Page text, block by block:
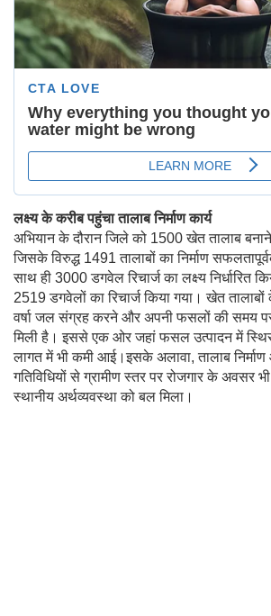
लक्ष्य के करीब पहुंचा तालाब निर्माण कार्य
अभियान के दौरान जिले को 1500 खेत तालाब बनाने
जिसके विरुद्ध 1491 तालाबों का निर्माण
साथ ही 3000 डगवेल रिचार्ज का लक्ष्य निर्धारित
2519 डगवेलों का रिचार्ज किया गया। खेत तालाबों
वर्षा जल संग्रह करने और अपनी फसलों की समय
मिली है। इससे एक ओर जहां फसल उत्पादन में
लागत में भी कमी आई।इसके अलावा, तालाब
गतिविधियों से ग्रामीण स्तर पर रोजगार के अवसर
स्थानीय अर्थव्यवस्था को बल मिला।